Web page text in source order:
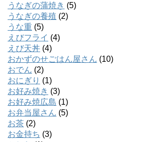
うなぎの蒲焼き (5)
うなぎの養殖 (2)
うな重 (5)
えびフライ (4)
えび天丼 (4)
おかずのせごはん屋さん (10)
おでん (2)
おにぎり (1)
お好み焼き (3)
お好み焼広島 (1)
お弁当屋さん (5)
お茶 (2)
お金持ち (3)